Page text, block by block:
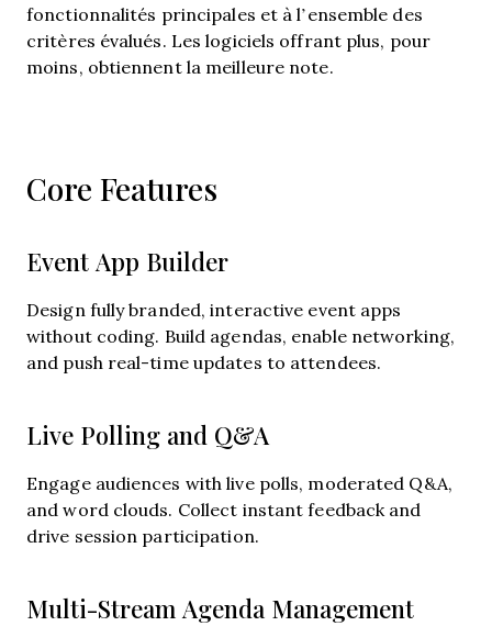
fonctionnalités principales et à l’ensemble des
critères évalués. Les logiciels offrant plus, pour
moins, obtiennent la meilleure note.
Core Features
Event App Builder
Design fully branded, interactive event apps
without coding. Build agendas, enable networking,
and push real-time updates to attendees.
Live Polling and Q&A
Engage audiences with live polls, moderated Q&A,
and word clouds. Collect instant feedback and
drive session participation.
Multi-Stream Agenda Management